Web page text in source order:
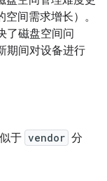
间需求增长）。
了磁盘空间问
期间对设备进行
于 vendor 分